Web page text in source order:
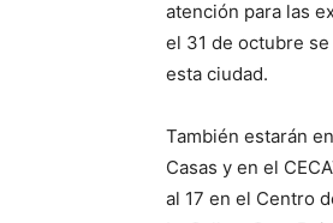
atención para las
el 31 de octubre
esta ciudad.
También estarán
Casas y en el
al 17 en el Centro